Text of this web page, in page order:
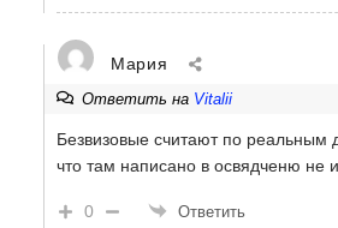
Мария
Ответить на Vitalii
Безвизовые считают по реальным
что там написано в освядченю не
0 Ответить